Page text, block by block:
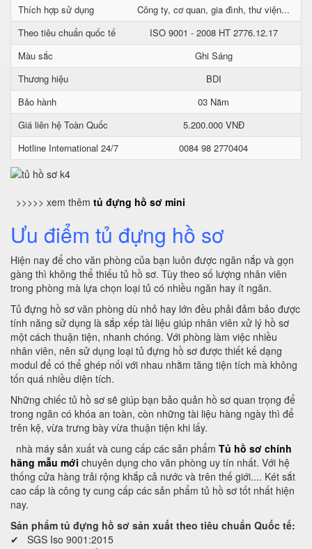
Thích hợp sử dụng
Công ty, cơ quan, gia đình, thư viện...
Theo tiêu chuẩn quốc tế
ISO 9001 - 2008 HT 2776.12.17
Màu sắc
Ghi Sáng
Thương hiệu
BDI
Bảo hành
03 Năm
Giá liên hệ Toàn Quốc
5.200.000 VNĐ
Hotline International 24/7
0084 98 2770404
>>>>> xem thêm tủ đựng hồ sơ mini
Ưu điểm tủ đựng hồ sơ
Hiện nay để cho văn phòng của bạn luôn được ngăn nắp và gọn
gàng thì không thể thiếu tủ hồ sơ. Tùy theo số lượng nhân viên
trong phòng mà lựa chọn loại tủ có nhiều ngăn hay ít ngăn.
Tủ đựng hồ sơ văn phòng dù nhỏ hay lớn đều phải đảm bảo được
tính năng sử dụng là sắp xếp tài liệu giúp nhân viên xử lý hồ sơ
một cách thuận tiện, nhanh chóng. Với phòng làm việc nhiều
nhân viên, nên sử dụng loại tủ đựng hồ sơ được thiết kế dạng
modul để có thể ghép nối với nhau nhằm tăng tiện tích mà không
tốn quá nhiều diện tích.
Những chiếc tủ hồ sơ sẽ giúp bạn bảo quản hồ sơ quan trọng để
trong ngăn có khóa an toàn, còn những tài liệu hàng ngày thì để
trên kệ, vừa trưng bày vừa thuận tiện khi lấy.
nhà máy sản xuất và cung cấp các sản phẩm Tủ hồ sơ chính
hãng mẫu mới chuyên dụng cho văn phòng uy tín nhất. Với hệ
thống cửa hàng trải rộng khắp cả nước và trên thế giới.... Két sắt
cao cấp là công ty cung cấp các sản phẩm tủ hồ sơ tốt nhất hiện
nay.
Sản phẩm tủ đựng hồ sơ sản xuất theo tiêu chuẩn Quốc tế:
✔ SGS Iso 9001:2015